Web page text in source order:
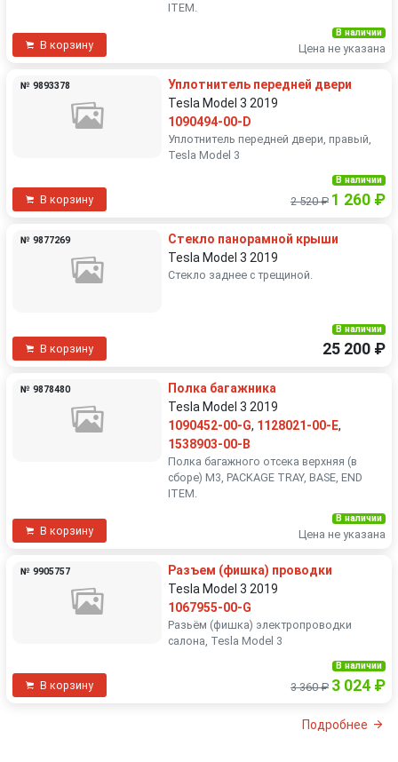
ITEM.
В корзину
В наличии
Цена не указана
№ 9893378
Уплотнитель передней двери
Tesla Model 3 2019
1090494-00-D
Уплотнитель передней двери, правый,
Tesla Model 3
В корзину
В наличии
2 520 ₽ 1 260 ₽
№ 9877269
Стекло панорамной крыши
Tesla Model 3 2019
Стекло заднее с трещиной.
В корзину
В наличии
25 200 ₽
№ 9878480
Полка багажника
Tesla Model 3 2019
1090452-00-G, 1128021-00-E,
1538903-00-B
Полка багажного отсека верхняя (в
сборе) M3, PACKAGE TRAY, BASE, END
ITEM.
В корзину
В наличии
Цена не указана
№ 9905757
Разъем (фишка) проводки
Tesla Model 3 2019
1067955-00-G
Разьëм (фишка) электропроводки
салона, Tesla Model 3
В корзину
В наличии
3 360 ₽ 3 024 ₽
Подробнее